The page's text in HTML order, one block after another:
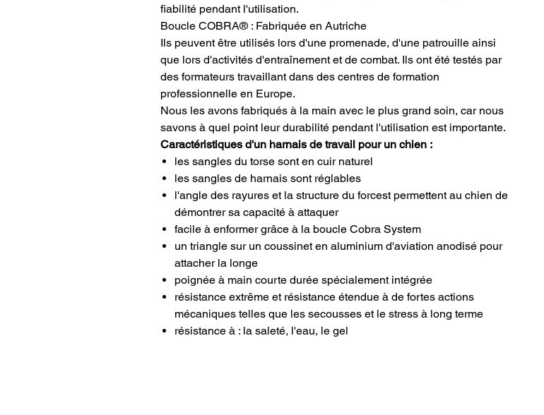
fiabilité pendant l'utilisation.
Boucle COBRA® : Fabriquée en Autriche
Ils peuvent être utilisés lors d'une promenade, d'une patrouille ainsi
que lors d'activités d'entraînement et de combat. Ils ont été testés par
des formateurs travaillant dans des centres de formation
professionnelle en Europe.
Nous les avons fabriqués à la main avec le plus grand soin, car nous
savons à quel point leur durabilité pendant l'utilisation est importante.
Caractéristiques d'un harnais de travail pour un chien :
les sangles du torse sont en cuir naturel
les sangles de harnais sont réglables
l'angle des rayures et la structure du forcest permettent au chien de
démontrer sa capacité à attaquer
facile à enformer grâce à la boucle Cobra System
un triangle sur un coussinet en aluminium d'aviation anodisé pour
attacher la longe
poignée à main courte durée spécialement intégrée
résistance extrême et résistance étendue à de fortes actions
mécaniques telles que les secousses et le stress à long terme
résistance à : la saleté, l'eau, le gel